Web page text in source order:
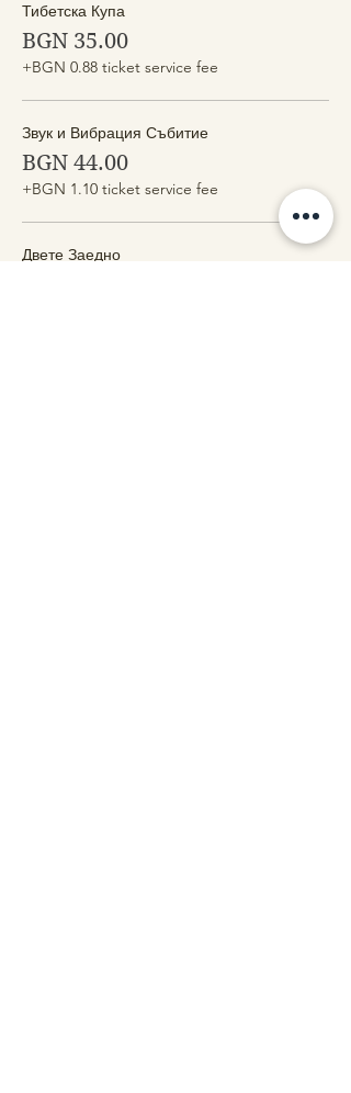
Тибетска Купа
BGN 35.00
+BGN 0.88 ticket service fee
Звук и Вибрация Събитие
BGN 44.00
+BGN 1.10 ticket service fee
Двете Заедно